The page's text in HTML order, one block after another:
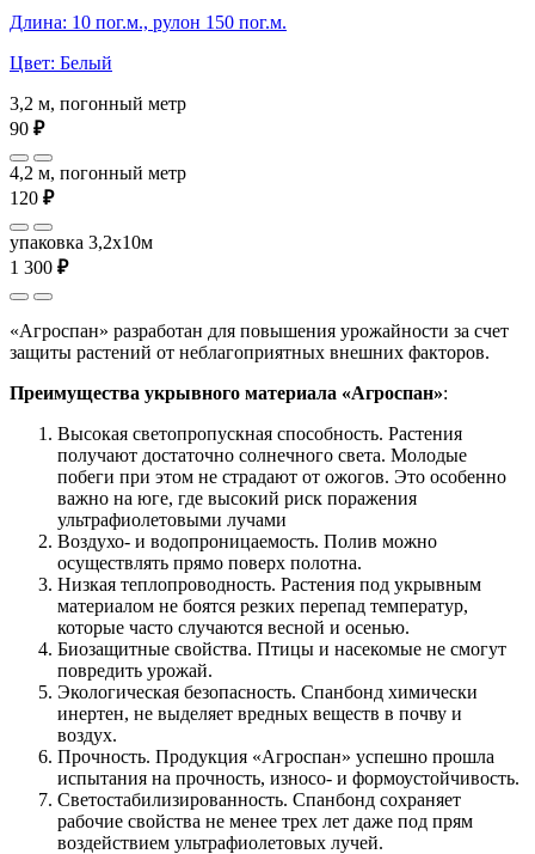
Длина: 10 пог.м., рулон 150 пог.м.
Цвет: Белый
3,2 м, погонный метр
90 ₽
4,2 м, погонный метр
120 ₽
упаковка 3,2x10м
1 300 ₽
«Агроспан» разработан для повышения урожайности за счет
защиты растений от неблагоприятных внешних факторов.
Преимущества укрывного материала «Агроспан»:
Высокая светопропускная способность. Растения
получают достаточно солнечного света. Молодые
побеги при этом не страдают от ожогов. Это особенно
важно на юге, где высокий риск поражения
ультрафиолетовыми лучами
Воздухо- и водопроницаемость. Полив можно
осуществлять прямо поверх полотна.
Низкая теплопроводность. Растения под укрывным
материалом не боятся резких перепад температур,
которые часто случаются весной и осенью.
Биозащитные свойства. Птицы и насекомые не смогут
повредить урожай.
Экологическая безопасность. Спанбонд химически
инертен, не выделяет вредных веществ в почву и
воздух.
Прочность. Продукция «Агроспан» успешно прошла
испытания на прочность, износо- и формоустойчивость.
Светостабилизированность. Спанбонд сохраняет
рабочие свойства не менее трех лет даже под прям
воздействием ультрафиолетовых лучей.